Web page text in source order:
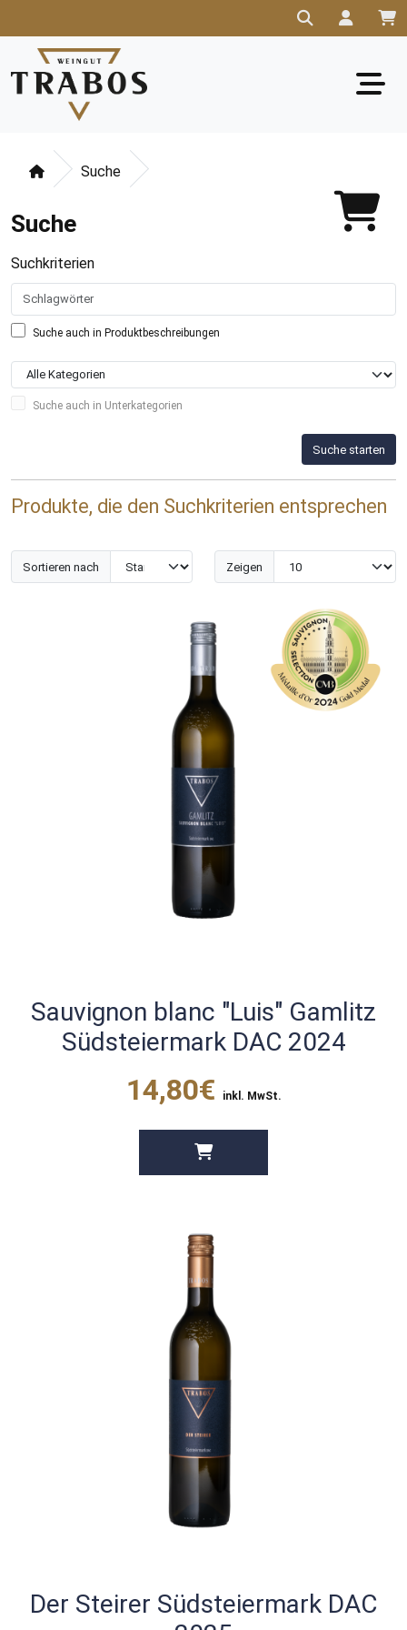
Suche
Suche
Suchkriterien
Suche auch in Produktbeschreibungen
Suche auch in Unterkategorien
Suche starten
Produkte, die den Suchkriterien entsprechen
Sortieren nach Zeigen
Sauvignon blanc "Luis" Gamlitz
Südsteiermark DAC 2024
14,80€ inkl. MwSt.
Der Steirer Südsteiermark DAC